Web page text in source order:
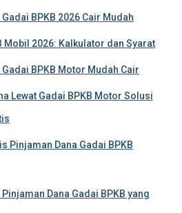
BPKB 2026 Cair Mudah
Mobil 2026: Kalkulator dan Syarat
BPKB Motor Mudah Cair
Lewat Gadai BPKB Motor Solusi
Pinjaman Dana Gadai BPKB
Dana Gadai BPKB yang